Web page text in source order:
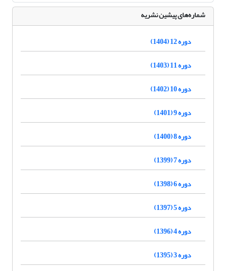
شماره‌های پیشین نشریه
دوره 12 (1404)
دوره 11 (1403)
دوره 10 (1402)
دوره 9 (1401)
دوره 8 (1400)
دوره 7 (1399)
دوره 6 (1398)
دوره 5 (1397)
دوره 4 (1396)
دوره 3 (1395)